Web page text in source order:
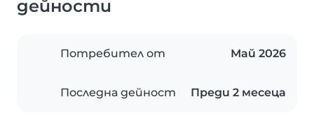
дейности
Потребител от Май 2026
Последна дейност Преди 2 месеца